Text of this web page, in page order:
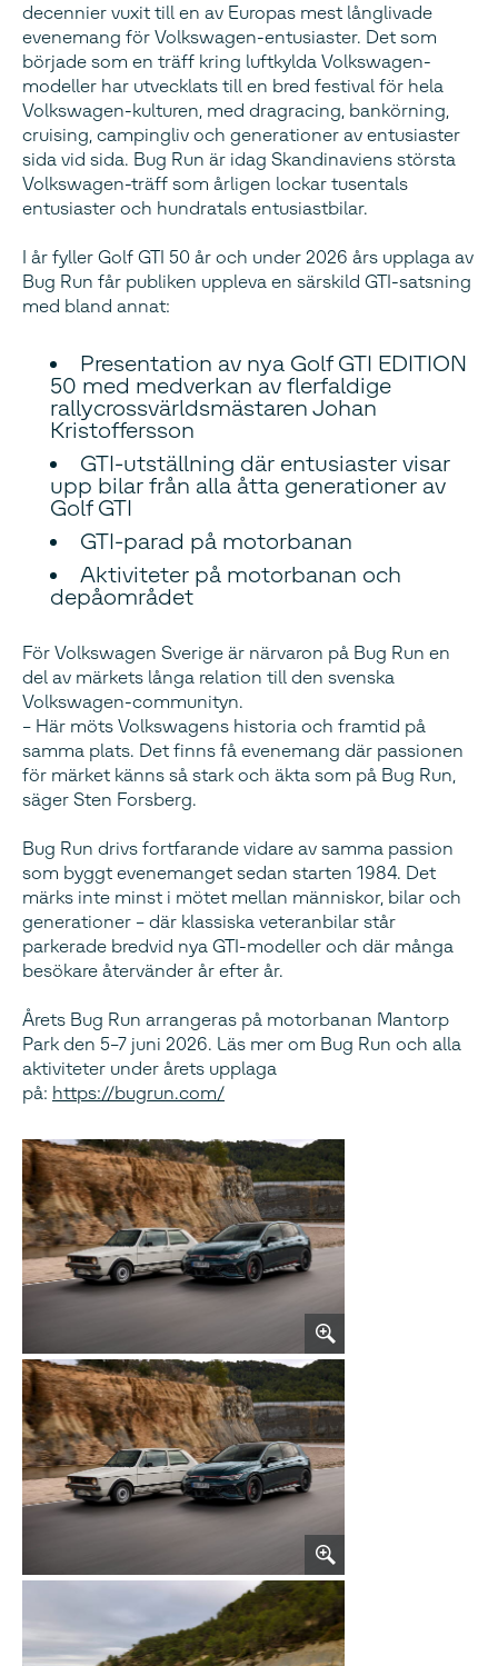
decennier vuxit till en av Europas mest långlivade
evenemang för Volkswagen-entusiaster. Det som
började som en träff kring luftkylda Volkswagen-
modeller har utvecklats till en bred festival för hela
Volkswagen-kulturen, med dragracing, bankörning,
cruising, campingliv och generationer av entusiaster
sida vid sida. Bug Run är idag Skandinaviens största
Volkswagen-träff som årligen lockar tusentals
entusiaster och hundratals entusiastbilar.
I år fyller Golf GTI 50 år och under 2026 års upplaga av
Bug Run får publiken uppleva en särskild GTI-satsning
med bland annat:
Presentation av nya Golf GTI EDITION
50 med medverkan av flerfaldige
rallycrossvärldsmästaren Johan
Kristoffersson
GTI-utställning där entusiaster visar
upp bilar från alla åtta generationer av
Golf GTI
GTI-parad på motorbanan
Aktiviteter på motorbanan och
depåområdet
För Volkswagen Sverige är närvaron på Bug Run en
del av märkets långa relation till den svenska
Volkswagen-communityn.
– Här möts Volkswagens historia och framtid på
samma plats. Det finns få evenemang där passionen
för märket känns så stark och äkta som på Bug Run,
säger Sten Forsberg.
Bug Run drivs fortfarande vidare av samma passion
som byggt evenemanget sedan starten 1984. Det
märks inte minst i mötet mellan människor, bilar och
generationer – där klassiska veteranbilar står
parkerade bredvid nya GTI-modeller och där många
besökare återvänder år efter år.
Årets Bug Run arrangeras på motorbanan Mantorp
Park den 5–7 juni 2026. Läs mer om Bug Run och alla
aktiviteter under årets upplaga
på: https://bugrun.com/